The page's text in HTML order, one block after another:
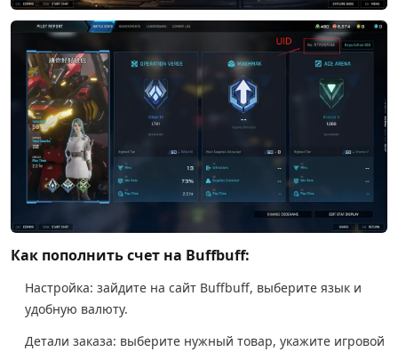
Как пополнить счет на Buffbuff:
Настройка: зайдите на сайт Buffbuff, выберите язык и
удобную валюту.
Детали заказа: выберите нужный товар, укажите игровой